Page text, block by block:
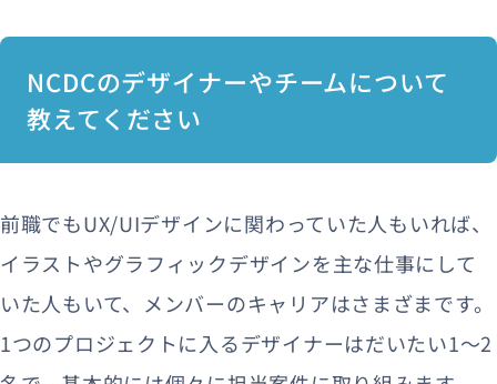
NCDCのデザイナーやチームについて
教えてください
前職でもUX/UIデザインに関わっていた人もいれば、
イラストやグラフィックデザインを主な仕事にして
いた人もいて、メンバーのキャリアはさまざまです。
1つのプロジェクトに入るデザイナーはだいたい1〜2